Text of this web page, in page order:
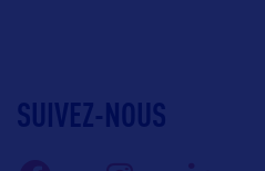
SUIVEZ-NOUS